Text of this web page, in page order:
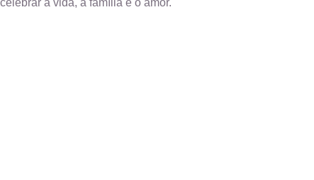
a vida, a família e o amor.